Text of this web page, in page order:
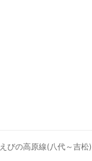
えびの高原線(八代～吉松)